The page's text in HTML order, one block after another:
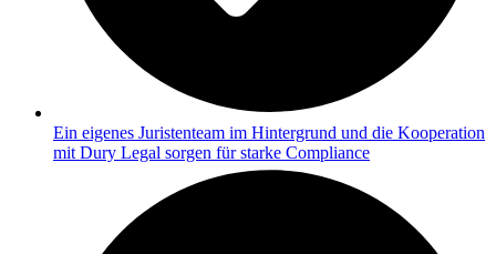
Ein eigenes Juristenteam im Hintergrund und die Kooperation
mit Dury Legal sorgen für starke Compliance